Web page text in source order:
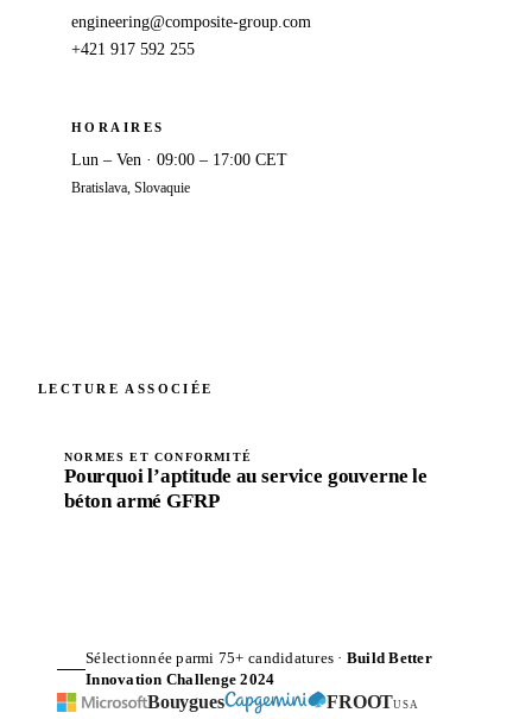
engineering@composite-group.com
+421 917 592 255
HORAIRES
Lun – Ven · 09:00 – 17:00 CET
Bratislava, Slovaquie
LECTURE ASSOCIÉE
NORMES ET CONFORMITÉ
Pourquoi l’aptitude au service gouverne le
béton armé GFRP
Sélectionnée parmi 75+ candidatures · Build Better
Innovation Challenge 2024
Bouygues FROOTUSA